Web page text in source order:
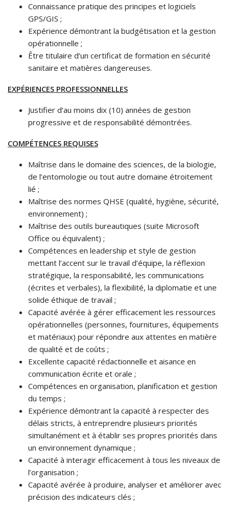
Connaissance pratique des principes et logiciels
GPS/GIS ;
Expérience démontrant la budgétisation et la gestion
opérationnelle ;
Être titulaire d’un certificat de formation en sécurité
sanitaire et matières dangereuses.
EXPÉRIENCES PROFESSIONNELLES
Justifier d’au moins dix (10) années de gestion
progressive et de responsabilité démontrées.
COMPÉTENCES REQUISES
Maîtrise dans le domaine des sciences, de la biologie,
de l’entomologie ou tout autre domaine étroitement
lié ;
Maîtrise des normes QHSE (qualité, hygiène, sécurité,
environnement) ;
Maîtrise des outils bureautiques (suite Microsoft
Office ou équivalent) ;
Compétences en leadership et style de gestion
mettant l’accent sur le travail d’équipe, la réflexion
stratégique, la responsabilité, les communications
(écrites et verbales), la flexibilité, la diplomatie et une
solide éthique de travail ;
Capacité avérée à gérer efficacement les ressources
opérationnelles (personnes, fournitures, équipements
et matériaux) pour répondre aux attentes en matière
de qualité et de coûts ;
Excellente capacité rédactionnelle et aisance en
communication écrite et orale ;
Compétences en organisation, planification et gestion
du temps ;
Expérience démontrant la capacité à respecter des
délais stricts, à entreprendre plusieurs priorités
simultanément et à établir ses propres priorités dans
un environnement dynamique ;
Capacité à interagir efficacement à tous les niveaux de
l’organisation ;
Capacité avérée à produire, analyser et améliorer avec
précision des indicateurs clés ;